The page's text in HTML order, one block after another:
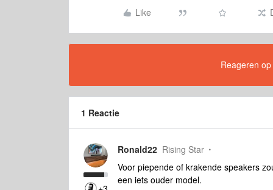
Like
Reageren
1 Reactie
Ronald22 Rising Star
Voor piepende of krakende speakers
een iets ouder model.